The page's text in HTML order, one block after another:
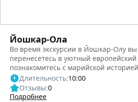
Йошкар-Ола
Во время экскурсии в Йошкар-Олу вы
перенесетесь в уютный европейский
познакомитесь с марийской историей
Длительность:10:00
Отзывы:0
Подробнее